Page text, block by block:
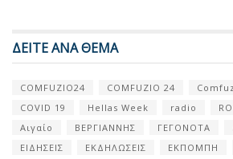
ΔΕΙΤΕ ΑΝΑ ΘΕΜΑ
COMFUZIO24 COMFUZIO 24
COVID 19
Hellas Week radio
Αιγαίο
ΒΕΡΓΙΑΝΝΗΣ ΓΕΓΟΝΟΤΑ
ΕΙΔΗΣΕΙΣ
ΕΚΔΗΛΩΣΕΙΣ ΕΚΠΟΜΠΗ